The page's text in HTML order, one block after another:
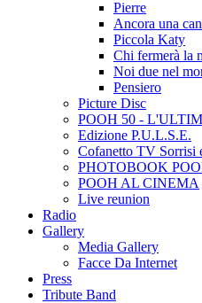
Pierre
Ancora una
Piccola Katy
Chi fermerà la
Noi due nel
Pensiero
Picture Disc
POOH 50 -
Edizione P.U.L.S.E.
Cofanetto TV Sorrisi
PHOTOBOOK
POOH AL CINEMA
Live reunion
Radio
Gallery
Media Gallery
Facce Da Internet
Press
Tribute Band